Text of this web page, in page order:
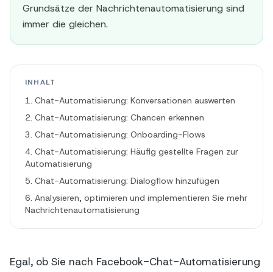
Grundsätze der Nachrichtenautomatisierung sind
immer die gleichen.
INHALT
1. Chat-Automatisierung: Konversationen auswerten
2. Chat-Automatisierung: Chancen erkennen
3. Chat-Automatisierung: Onboarding-Flows
4. Chat-Automatisierung: Häufig gestellte Fragen zur
Automatisierung
5. Chat-Automatisierung: Dialogflow hinzufügen
6. Analysieren, optimieren und implementieren Sie mehr
Nachrichtenautomatisierung
Egal, ob Sie nach Facebook-Chat-Automatisierung